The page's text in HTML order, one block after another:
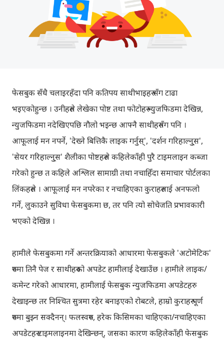
फेसबुक सँधै चलाइरहँदा पनि कतिपय साथीभाइहरु सँग टाढा
भइएकोहुन्छ । उनीहरुले लेखेका पोष्ट तथा फोटोहरु न्युजफिडमा देखिन्न,
न्युजफिडमा नदेखिएपछि नौलो भइन्छ आफ्नै साथीहरुसँग पनि ।
आफूलाई मन नपर्ने, 'देख्ने बित्तिकै लाइक गर्नुस्', 'दर्शन गरिहाल्नु्स',
'सेयर गरिहाल्नु्स' शैलीका पोष्टहरुले कहिलेकाँही पुरै टाइमलाइन कब्जा
गरेको हुन्छ त कहिले अश्लिल सामाग्री तथा नचाहिँदा समाचार पोर्टलका
लिंकहरुले । आफूलाई मन नपरेका र नचाहिएका कुराहरुलाई अनफलो
गर्ने, लुकाउने सुविधा फेसबुकमा छ, तर पनि त्यो सोचेजति प्रभावकारी
भएको देखिन्न ।
हामीले फेसबुकमा गर्ने अन्तरक्रियाको आधारमा फेसबुकले 'अटोमेटिक'
रुपमा तिनै पेज र साथीहरुको अपडेट हामीलाई देखाउँछ । हामीले लाइक/
कमेन्ट गरेको आधारमा, हामीलाई फेसबुक न्युजफिडमा अपडेटहरु
देखाइन्छ तर निश्चित सुत्रमा रहेर बनाइएको रोबटले, हाम्रो कुराहरु पूर्ण
रुपमा बुझ्न सक्दैनन्। फलस्वरुप, हरेक किसिमका चाहिएका/नचाहिएका
अपडेटहरु टाइमलाइनमा देखिन्छन्, जसका कारण कहिलेकाँही फेसबुक